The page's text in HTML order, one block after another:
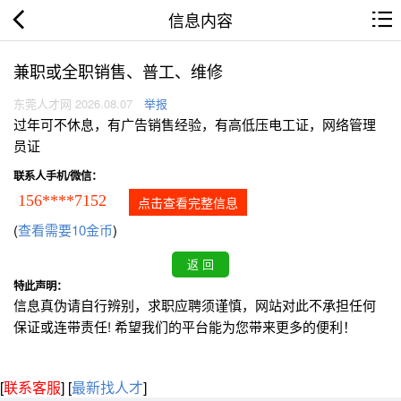
信息内容
兼职或全职销售、普工、维修
东莞人才网 2026.08.07 举报
过年可不休息，有广告销售经验，有高低压电工证，网络管理
员证
联系人手机/微信：
156****7152 点击查看完整信息
(查看需要10金币)
特此声明：
信息真伪请自行辨别，求职应聘须谨慎，网站对此不承担任何
保证或连带责任! 希望我们的平台能为您带来更多的便利！
[联系客服] [最新找人才]